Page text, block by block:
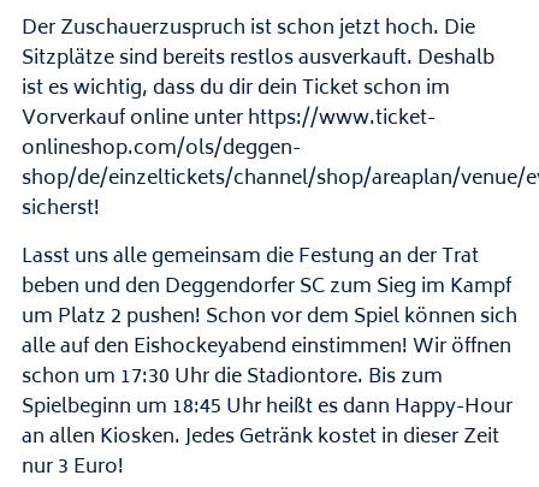
Der Zuschauerzuspruch ist schon jetzt hoch. Die
Sitzplätze sind bereits restlos ausverkauft. Deshalb
ist es wichtig, dass du dir dein Ticket schon im
Vorverkauf online unterhttps://www.ticket-
onlineshop.com/ols/deggen-
shop/de/einzeltickets/channel/shop/areaplan/venue/
sicherst!
Lasst uns alle gemeinsam die Festung an der Trat
beben und den Deggendorfer SC zum Sieg im Kampf
um Platz 2 pushen! Schon vor dem Spiel können sich
alle auf den Eishockeyabend einstimmen! Wir öffnen
schon um 17:30 Uhr die Stadiontore. Bis zum
Spielbeginn um 18:45 Uhr heißt es dann Happy-Hour
an allen Kiosken. Jedes Getränk kostet in dieser Zeit
nur 3 Euro!